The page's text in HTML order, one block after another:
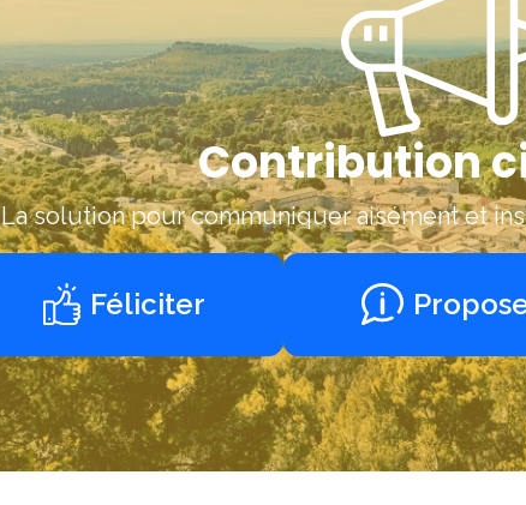
Contribution
La solution pour communiquer aisément et
Féliciter